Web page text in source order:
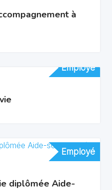
à
Employé
Employé
Employé
Employé
diplômée Aide-